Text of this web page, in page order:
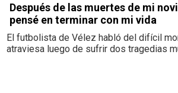
Después de las muertes de mi
pensé en terminar con mi vida
El futbolista de Vélez habló del difícil
atraviesa luego de sufrir dos tragedias